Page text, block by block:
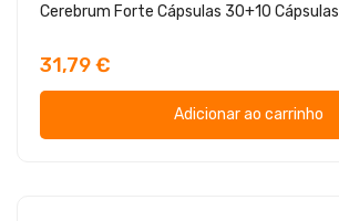
Cerebrum Forte Cápsulas 30+10 Cápsulas
31,79 €
Adicionar ao carrinho